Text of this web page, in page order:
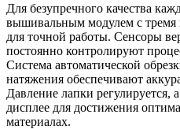
Для безупречного качества
вышивальным модулем с тремя
для точной работы. Сенсоры
постоянно контролируют
Система автоматической
натяжения обеспечивают
Давление лапки регулируется,
дисплее для достижения
материалах.